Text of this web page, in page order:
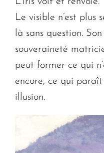
Le visible n’est plus
là sans question.
souveraineté
peut former ce qui
encore, ce qui
illusion.